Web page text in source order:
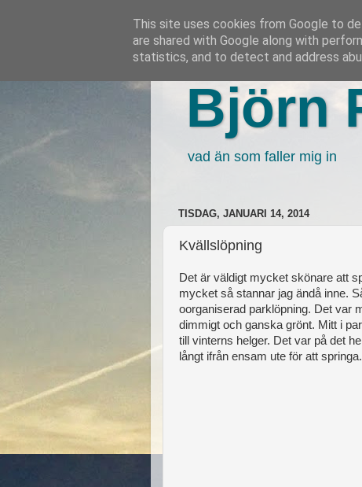
Björn
vad än som faller mig in
TISDAG, JANUARI 14, 2014
Kvällslöpning
Det är väldigt mycket skönare att
mycket så stannar jag ändå inne.
oorganiserad parklöpning. Det var
dimmigt och ganska grönt. Mitt i
till vinterns helger. Det var på det
långt ifrån ensam ute för att springa.
This site uses cookies from Google to
are shared with Google along with
statistics, and to detect and address